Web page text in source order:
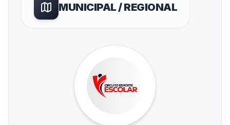
MUNICIPAL / REGIONAL